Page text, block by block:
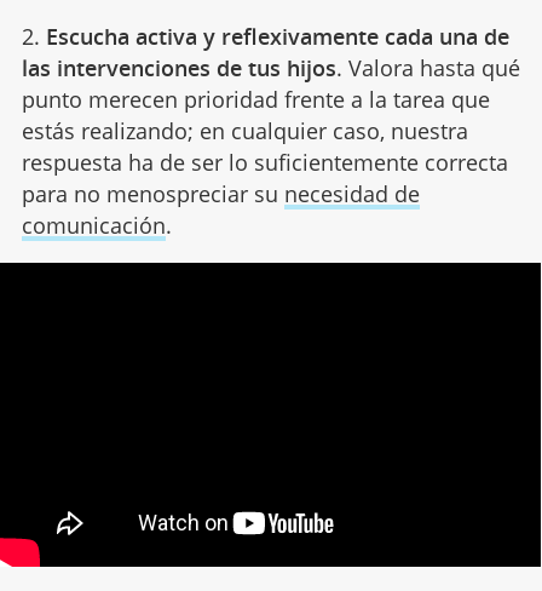
2. Escucha activa y reflexivamente cada una de
las intervenciones de tus hijos. Valora hasta qué
punto merecen prioridad frente a la tarea que
estás realizando; en cualquier caso, nuestra
respuesta ha de ser lo suficientemente correcta
para no menospreciar su necesidad de
comunicación.